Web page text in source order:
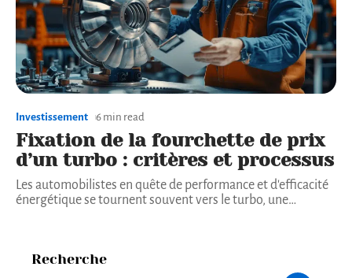
Investissement 6 min read
Fixation de la fourchette de prix
d’un turbo : critères et processus
Les automobilistes en quête de performance et d'efficacité
énergétique se tournent souvent vers le turbo, une…
Recherche